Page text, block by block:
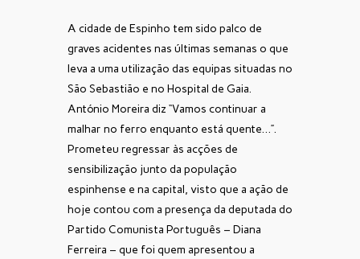
A cidade de Espinho tem sido palco de
graves acidentes nas últimas semanas o que
leva a uma utilização das equipas situadas no
São Sebastião e no Hospital de Gaia.
António Moreira diz “Vamos continuar a
malhar no ferro enquanto está quente…”.
Prometeu regressar às acções de
sensibilização junto da população
espinhense e na capital, visto que a ação de
hoje contou com a presença da deputada do
Partido Comunista Português – Diana
Ferreira – que foi quem apresentou a